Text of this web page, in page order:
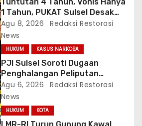
1 Tahun, PUKAT Sulsel Desak
Kejati-Kejagung Periksa JPU
Murbei Wajo
Agu 8, 2026
Redaksi Restorasi
News
HUKUM KASUS NARKOBA
PJI Sulsel Soroti Dugaan
Penghalangan Peliputan
Jurnalis, Dorong Evaluasi dan
Penguatan Kemitraan Polri-
Pers
Agu 6, 2026
Redaksi Restorasi
News
HUKUM KOTA